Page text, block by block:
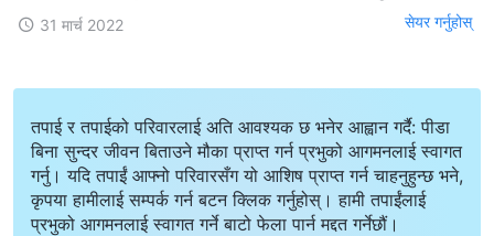
31 मार्च 2022 सेयर गर्नुहोस्
तपाई र तपाईको परिवारलाई अति आवश्यक छ भनेर आह्वान गर्दै: पीडा
बिना सुन्दर जीवन बिताउने मौका प्राप्त गर्न प्रभुको आगमनलाई स्वागत
गर्नु। यदि तपाईं आफ्नो परिवारसँग यो आशिष प्राप्त गर्न चाहनुहुन्छ भने,
कृपया हामीलाई सम्पर्क गर्न बटन क्लिक गर्नुहोस्। हामी तपाईंलाई
प्रभुको आगमनलाई स्वागत गर्ने बाटो फेला पार्न मद्दत गर्नेछौं।